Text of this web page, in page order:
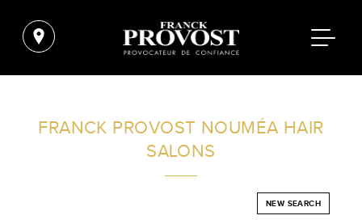
FRANCK PROVOST NOUMÉA HAIR
SALONS
NEW SEARCH